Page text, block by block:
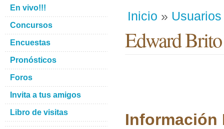
Inicio » Usuarios
Edward
Información
En vivo!!!
Concursos
Encuestas
Pronósticos
Foros
Invita a tus amigos
Libro de visitas